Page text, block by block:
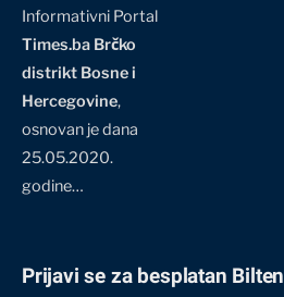
Informativni Portal
Times.ba Brčko
distrikt Bosne i
Hercegovine,
osnovan je dana
25.05.2020.
godine…
Prijavi se za besplatan Bilten